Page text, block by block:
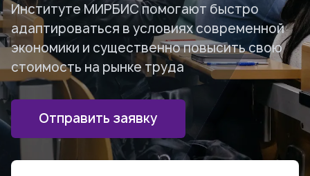
Институте МИРБИС помогают быстро
адаптироваться в условиях современной
экономики и существенно повысить свою
стоимость на рынке труда
Отправить заявку